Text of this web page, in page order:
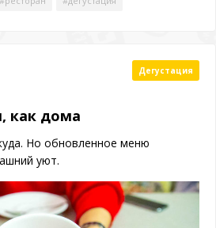
Дегустация
как дома
Но обновленное меню
уют.